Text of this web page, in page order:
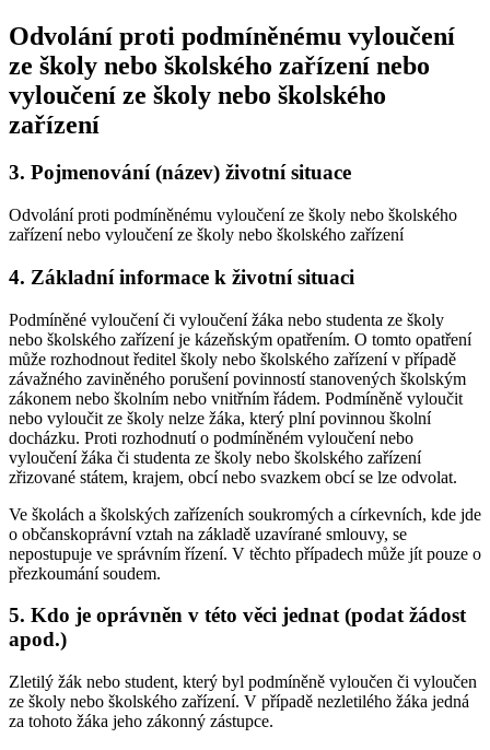
Odvolání proti podmíněnému vyloučení
ze školy nebo školského zařízení nebo
vyloučení ze školy nebo školského
zařízení
3. Pojmenování (název) životní situace
Odvolání proti podmíněnému vyloučení ze školy nebo školského
zařízení nebo vyloučení ze školy nebo školského zařízení
4. Základní informace k životní situaci
Podmíněné vyloučení či vyloučení žáka nebo studenta ze školy
nebo školského zařízení je kázeňským opatřením. O tomto opatření
může rozhodnout ředitel školy nebo školského zařízení v případě
závažného zaviněného porušení povinností stanovených školským
zákonem nebo školním nebo vnitřním řádem. Podmíněně vyloučit
nebo vyloučit ze školy nelze žáka, který plní povinnou školní
docházku. Proti rozhodnutí o podmíněném vyloučení nebo
vyloučení žáka či studenta ze školy nebo školského zařízení
zřizované státem, krajem, obcí nebo svazkem obcí se lze odvolat.
Ve školách a školských zařízeních soukromých a církevních, kde jde
o občanskoprávní vztah na základě uzavírané smlouvy, se
nepostupuje ve správním řízení. V těchto případech může jít pouze o
přezkoumání soudem.
5. Kdo je oprávněn v této věci jednat (podat žádost
apod.)
Zletilý žák nebo student, který byl podmíněně vyloučen či vyloučen
ze školy nebo školského zařízení. V případě nezletilého žáka jedná
za tohoto žáka jeho zákonný zástupce.